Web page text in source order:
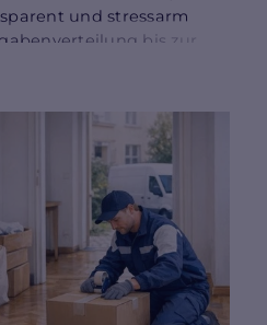
und stressarm
bis zur
Übergabe.